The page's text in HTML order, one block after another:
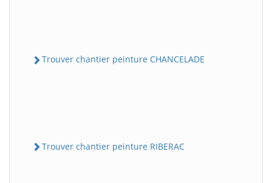
Trouver chantier peinture CHANCELADE
Trouver chantier peinture RIBERAC